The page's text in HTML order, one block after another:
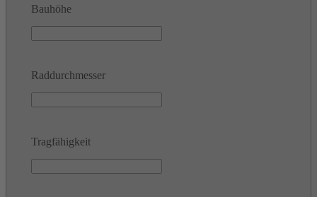
Bauhöhe
Raddurchmesser
Tragfähigkeit